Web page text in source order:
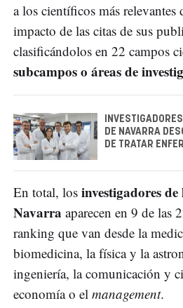
a los científicos más
impacto de las citas de sus
clasificándolos en 22 campos
subcampos o áreas de
DE NAVARRA
DE TRATAR
En total, los investigadores
Navarra aparecen en 9 de las
ranking que van desde la
biomedicina, la física y la
ingeniería, la comunicación y
economía o el management.